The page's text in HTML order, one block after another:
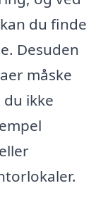
du finde
Desuden
måske
ikke